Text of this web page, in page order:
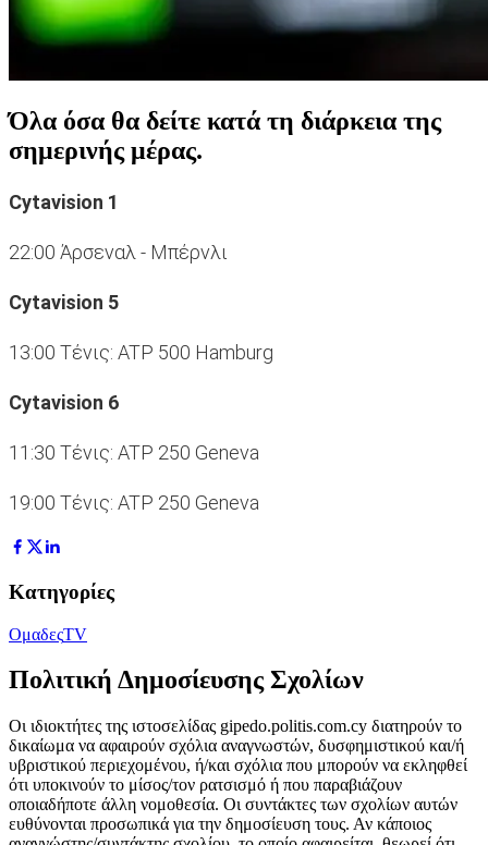
Όλα όσα θα δείτε κατά τη διάρκεια της
σημερινής μέρας.
Cytavision 1
22:00 Άρσεναλ - Μπέρνλι
Cytavision 5
13:00 Τένις: ATP 500 Hamburg
Cytavision 6
11:30 Τένις: ATP 250 Geneva
19:00 Τένις: ATP 250 Geneva
Κατηγορίες
ΟμαδεςTV
Πολιτική Δημοσίευσης Σχολίων
Οι ιδιοκτήτες της ιστοσελίδας gipedo.politis.com.cy διατηρούν το
δικαίωμα να αφαιρούν σχόλια αναγνωστών, δυσφημιστικού και/ή
υβριστικού περιεχομένου, ή/και σχόλια που μπορούν να εκληφθεί
ότι υποκινούν το μίσος/τον ρατσισμό ή που παραβιάζουν
οποιαδήποτε άλλη νομοθεσία. Οι συντάκτες των σχολίων αυτών
ευθύνονται προσωπικά για την δημοσίευση τους. Αν κάποιος